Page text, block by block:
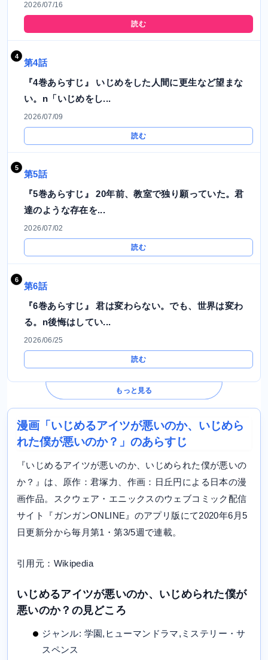
2026/07/16
読む
第4話
『4巻あらすじ』 いじめをした人間に更生など望まな
い。n「いじめをし...
2026/07/09
読む
第5話
『5巻あらすじ』 20年前、教室で独り願っていた。君
達のような存在を...
2026/07/02
読む
第6話
『6巻あらすじ』 君は変わらない。でも、世界は変わ
る。n後悔はしてい...
2026/06/25
読む
もっと見る
漫画「いじめるアイツが悪いのか、いじめら
れた僕が悪いのか？」のあらすじ
『いじめるアイツが悪いのか、いじめられた僕が悪いの
か？』は、原作：君塚力、作画：日丘円による日本の漫
画作品。スクウェア・エニックスのウェブコミック配信
サイト『ガンガンONLINE』のアプリ版にて2020年6月5
日更新分から毎月第1・第3/5週で連載。
引用元：Wikipedia
いじめるアイツが悪いのか、いじめられた僕が
悪いのか？の見どころ
ジャンル: 学園,ヒューマンドラマ,ミステリー・サ
スペンス